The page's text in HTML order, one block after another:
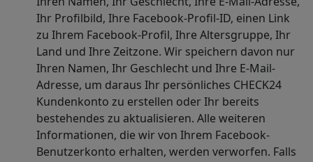
Ihr Profilbild, Ihre Facebook-Profil-ID, einen Link
zu Ihrem Facebook-Profil, Ihre Altersgruppe, Ihr
Land und Ihre Zeitzone. Wir speichern davon nur
Ihren Namen, Ihr Geschlecht und Ihre E-Mail-
Adresse, um daraus Ihr persönliches CHECK24
Kundenkonto zu erstellen oder Ihr bereits
bestehendes zu aktualisieren. Alle weiteren
Informationen, die wir von Ihrem Facebook-
Benutzerkonto erhalten, werden verworfen. Falls